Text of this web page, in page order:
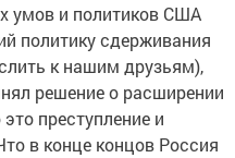
умов и политиков США
политику сдерживания
к нашим друзьям),
решение о расширении
преступление и
в конце концов Россия